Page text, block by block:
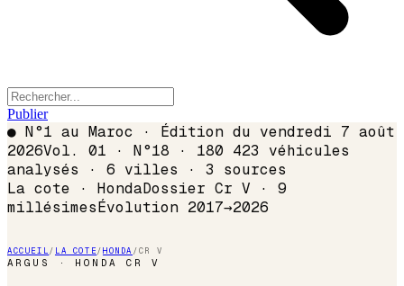
Publier
● N°1 au Maroc · Édition du vendredi 7 août
2026Vol. 01 · N°18 · 180 423 véhicules
analysés · 6 villes · 3 sources
La cote · HondaDossier Cr V · 9
millésimesÉvolution 2017→2026
ACCUEIL/ LA COTE/HONDA /CR V
ARGUS · HONDA CR V